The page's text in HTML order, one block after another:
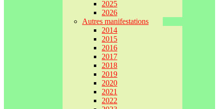
2025
2026
Autres manifestations
2014
2015
2016
2017
2018
2019
2020
2021
2022